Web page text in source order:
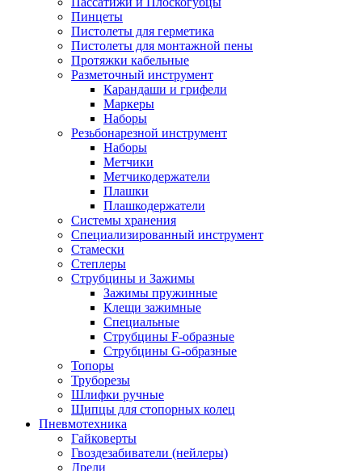
Пинцеты
Пистолеты для герметика
Пистолеты для монтажной пены
Протяжки кабельные
Разметочный инструмент
Карандаши и грифели
Маркеры
Наборы
Резьбонарезной инструмент
Наборы
Метчики
Метчикодержатели
Плашки
Плашкодержатели
Системы хранения
Специализированный инструмент
Стамески
Степлеры
Струбцины и Зажимы
Зажимы пружинные
Клещи зажимные
Специальные
Струбцины F-образные
Струбцины G-образные
Топоры
Труборезы
Шлифки ручные
Щипцы для стопорных колец
Пневмотехника
Гайковерты
Гвоздезабиватели (нейлеры)
Дрели